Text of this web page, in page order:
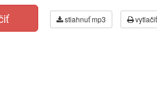
stiahnuť mp3 vytlačiť